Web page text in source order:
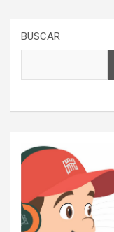
BUSCAR